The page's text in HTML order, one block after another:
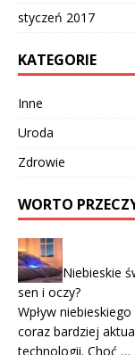
styczeń 2017
KATEGORIE
Inne
Uroda
Zdrowie
WORTO
Niebieskie
sen i oczy?
Wpływ
coraz bardziej
technologii. Choć …